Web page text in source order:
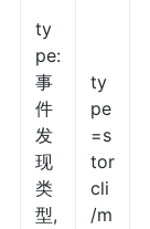
ty
pe:
事
件
发
现
类
型,
ty
pe
=s
tor
cli
/m